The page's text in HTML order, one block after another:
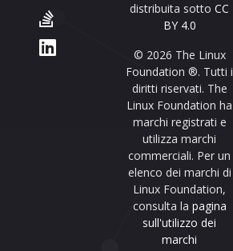
distribuita sotto CC
BY 4.0
© 2026 The Linux
Foundation ®. Tutti i
diritti riservati. The
Linux Foundation ha
marchi registrati e
utilizza marchi
commerciali. Per un
elenco dei marchi di
Linux Foundation,
consulta la pagina
sull'utilizzo dei
marchi